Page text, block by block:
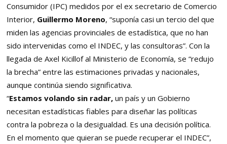
Consumidor (IPC) medidos por el ex secretario de Comercio
Interior, Guillermo Moreno, “suponía casi un tercio del que
miden las agencias provinciales de estadística, que no han
sido intervenidas como el INDEC, y las consultoras”. Con la
llegada de Axel Kicillof al Ministerio de Economía, se “redujo
la brecha” entre las estimaciones privadas y nacionales,
aunque continúa siendo significativa.
“Estamos volando sin radar,un país y un Gobierno
necesitan estadísticas fiables para diseñar las políticas
contra la pobreza o la desigualdad. Es una decisión política.
En el momento que quieran se puede recuperar el INDEC”,